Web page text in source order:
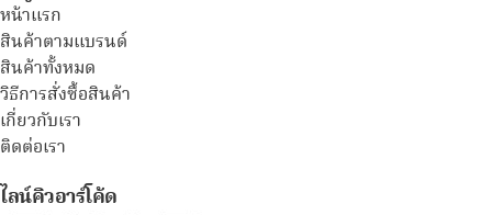
หน้าแรก
สินค้าตามแบรนด์
สินค้าทั้งหมด
วิธีการสั่งซื้อสินค้า
เกี่ยวกับเรา
ติดต่อเรา
ไลน์คิวอาร์โค้ด